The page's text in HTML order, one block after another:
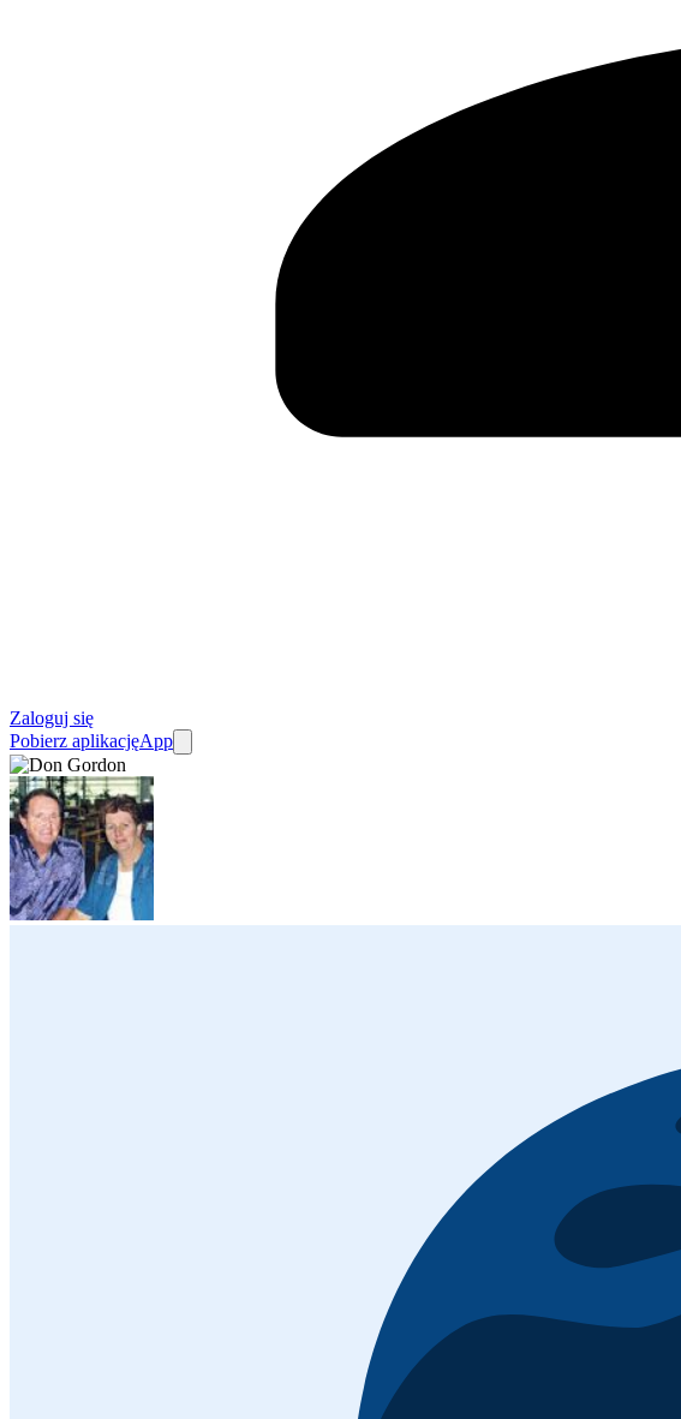
Zaloguj się
Pobierz aplikacjęApp